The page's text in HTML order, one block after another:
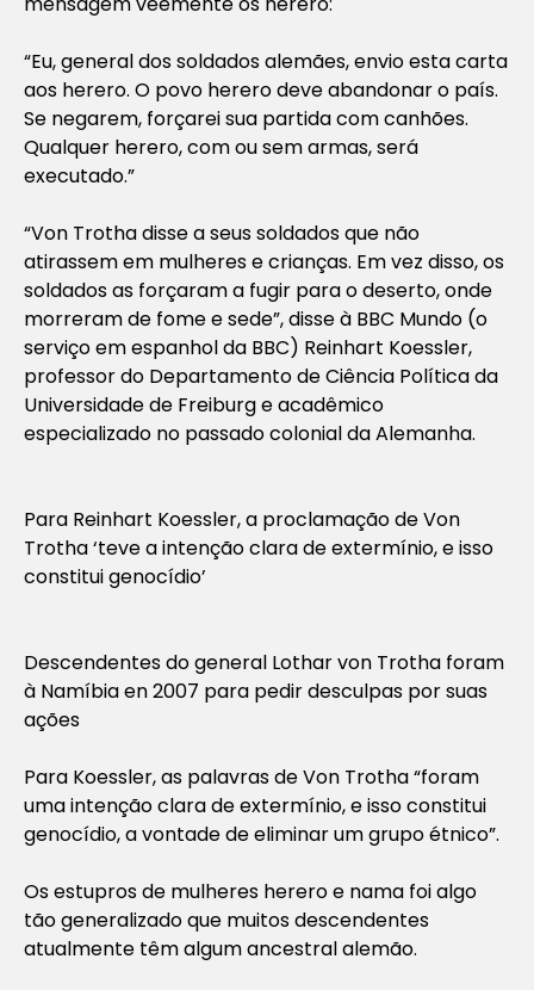
“Eu, general dos soldados alemães, envio esta carta
aos herero. O povo herero deve abandonar o país.
Se negarem, forçarei sua partida com canhões.
Qualquer herero, com ou sem armas, será
executado.”
“Von Trotha disse a seus soldados que não
atirassem em mulheres e crianças. Em vez disso, os
soldados as forçaram a fugir para o deserto, onde
morreram de fome e sede”, disse à BBC Mundo (o
serviço em espanhol da BBC) Reinhart Koessler,
professor do Departamento de Ciência Política da
Universidade de Freiburg e acadêmico
especializado no passado colonial da Alemanha.
Para Reinhart Koessler, a proclamação de Von
Trotha ‘teve a intenção clara de extermínio, e isso
constitui genocídio’
Descendentes do general Lothar von Trotha foram
à Namíbia en 2007 para pedir desculpas por suas
ações
Para Koessler, as palavras de Von Trotha “foram
uma intenção clara de extermínio, e isso constitui
genocídio, a vontade de eliminar um grupo étnico”.
Os estupros de mulheres herero e nama foi algo
tão generalizado que muitos descendentes
atualmente têm algum ancestral alemão.